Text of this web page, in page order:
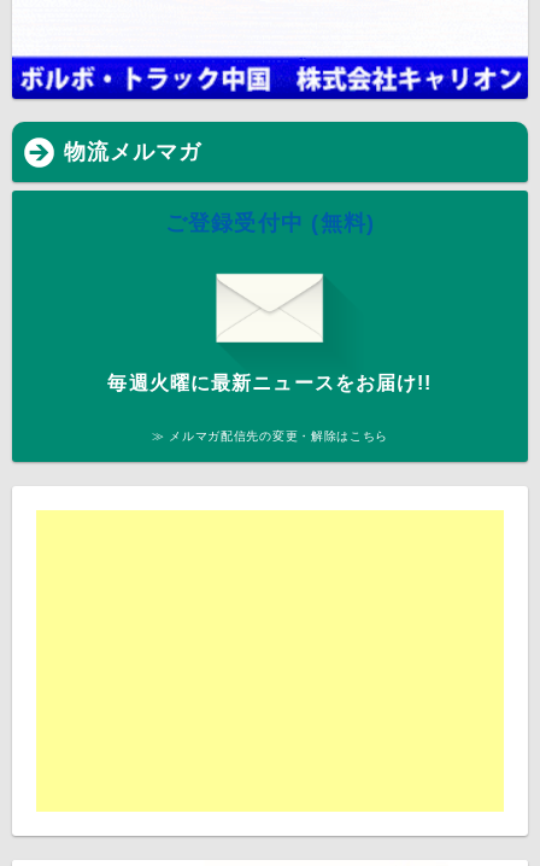
物流メルマガ
ご登録受付中 (無料)
毎週火曜に最新ニュースをお届け!!
≫ メルマガ配信先の変更・解除はこちら